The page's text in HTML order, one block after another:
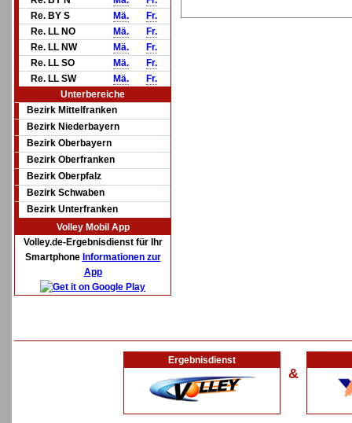
Re. BY S
Mä.
Fr.
Re. LL NO
Mä.
Fr.
Re. LL NW
Mä.
Fr.
Re. LL SO
Mä.
Fr.
Re. LL SW
Mä.
Fr.
Unterbereiche
Bezirk Mittelfranken
Bezirk Niederbayern
Bezirk Oberbayern
Bezirk Oberfranken
Bezirk Oberpfalz
Bezirk Schwaben
Bezirk Unterfranken
Volley Mobil App
Volley.de-Ergebnisdienst für Ihr
Smartphone Informationen zur
App
Ergebnisdienst
&